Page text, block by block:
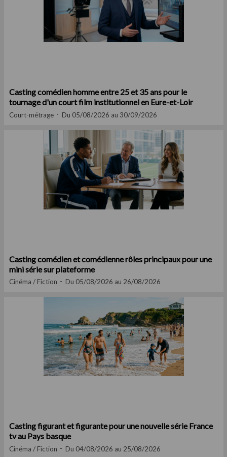
Casting comédien homme entre 25 et 35 ans pour le
tournage d'un court film institutionnel en Eure-et-Loir
Court-métrage Du 05/08/2026 au 30/09/2026
Casting comédien et comédienne rôles principaux pour une
mini série sur plateforme
Cinéma / Fiction Du 05/08/2026 au 26/08/2026
Casting figurant et figurante pour une nouvelle série France
tv au Pays basque
Cinéma / Fiction Du 04/08/2026 au 25/08/2026